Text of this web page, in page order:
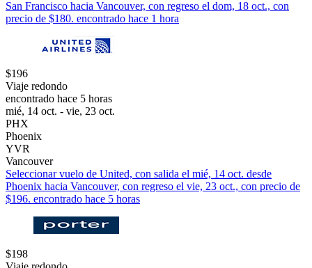
San Francisco hacia Vancouver, con regreso el dom, 18 oct., con
precio de $180. encontrado hace 1 hora
$196
Viaje redondo
encontrado hace 5 horas
mié, 14 oct. - vie, 23 oct.
PHX
Phoenix
YVR
Vancouver
Seleccionar vuelo de United, con salida el mié, 14 oct. desde
Phoenix hacia Vancouver, con regreso el vie, 23 oct., con precio de
$196. encontrado hace 5 horas
$198